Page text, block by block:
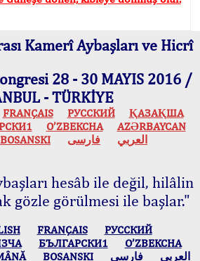
Kamerî Aybaşları ve Hicrî
28 - 30 MAYIS 2016 /
- TÜRKİYE
FRANÇAIS РУССКИЙ
ҚАЗАҚША
O’ZBEKCHA
AZӘRBAYCAN
BOSANSKI العربي فارسی
hesâb ile değil, hilâlin
gözle görülmesi ile başlar."
FRANÇAIS
РУССКИЙ
БЪЛГАРСКИ1
O’ZBEKCHA
BOSANSKI العربي فارسی